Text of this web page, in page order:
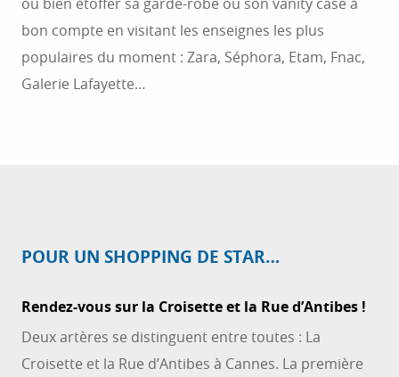
bon compte en visitant les enseignes les plus
populaires du moment : Zara, Séphora, Etam, Fnac,
Galerie Lafayette…
POUR UN SHOPPING DE STAR…
Rendez-vous sur la Croisette et la Rue d’Antibes !
Deux artères se distinguent entre toutes : La
Croisette et la Rue d’Antibes à Cannes. La première